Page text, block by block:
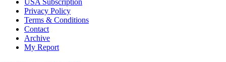
USA Subscription
Privacy Policy
Terms & Conditions
Contact
Archive
My Report